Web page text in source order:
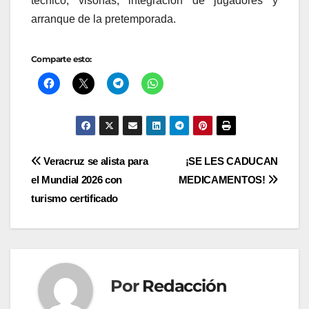
arranque de la pretemporada.
Comparte esto:
Navegación
de
entradas
¡SE LES CADUCAN
MEDICAMENTOS!
Veracruz se alista para
el Mundial 2026 con
turismo certificado
Por Redacción